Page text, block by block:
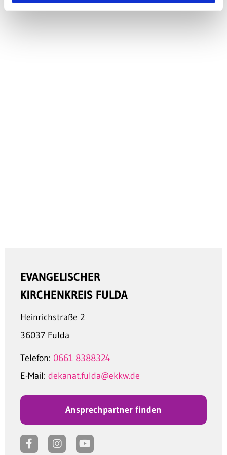
EVANGELISCHER
KIRCHENKREIS FULDA
Heinrichstraße 2
36037 Fulda
Telefon: 0661 8388324
E-Mail: dekanat.fulda@ekkw.de
Ansprechpartner finden